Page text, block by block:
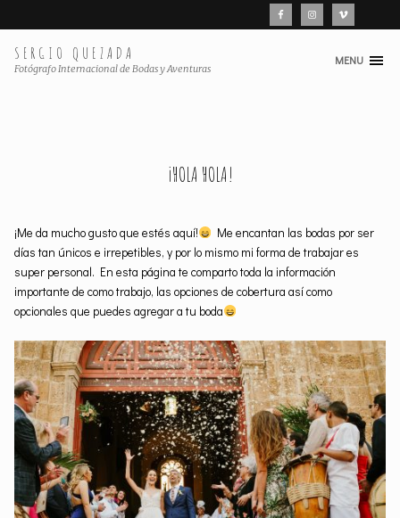
SERGIO QUEZADA
Fotógrafo Internacional de Bodas y Aventuras
Skip
MENU
¡HOLA HOLA!
¡Me da mucho gusto que estés aquí!
Me encantan las bodas por ser
días tan únicos e irrepetibles, y por lo mismo mi forma de trabajar es
super personal. En esta página te comparto toda la información
importante de como trabajo, las opciones de cobertura así como
opcionales que puedes agregar a tu boda